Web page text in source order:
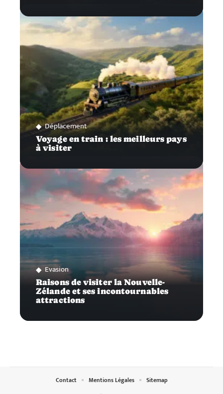
Déplacement
Voyage en train : les meilleurs pays
à visiter
Evasion
Raisons de visiter la Nouvelle-
Zélande et ses incontournables
attractions
Contact Mentions Légales Sitemap